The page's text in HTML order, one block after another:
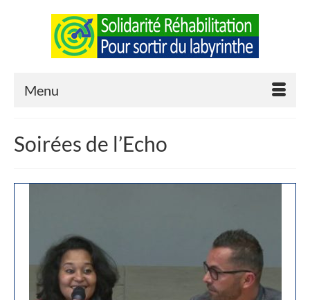
Menu
Soirées de l’Echo